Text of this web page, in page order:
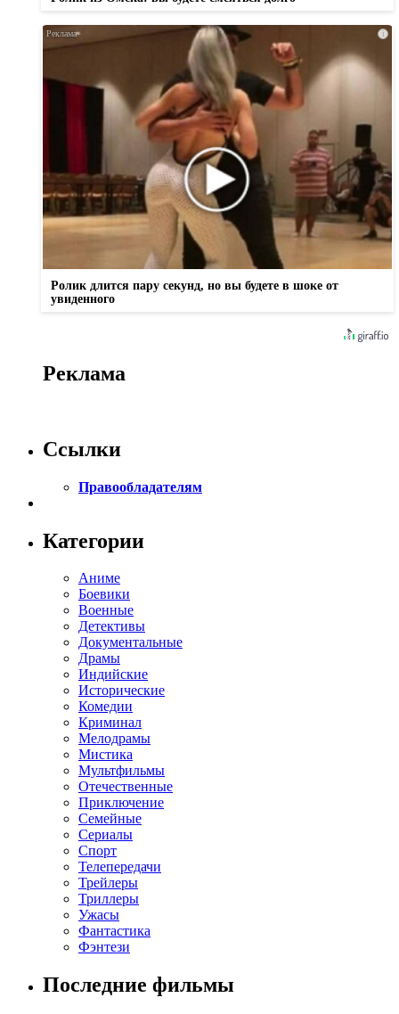
i
Ролик длится пару секунд, но вы будете в шоке от
увиденного
Реклама
Ссылки
Правообладателям
Категории
Аниме
Боевики
Военные
Детективы
Документальные
Драмы
Индийские
Исторические
Комедии
Криминал
Мелодрамы
Мистика
Мультфильмы
Отечественные
Приключение
Семейные
Сериалы
Спорт
Телепередачи
Трейлеры
Триллеры
Ужасы
Фантастика
Фэнтези
Последние фильмы